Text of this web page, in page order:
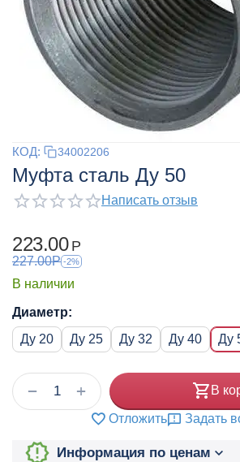
КОД: 34002206
Муфта сталь Ду 50
Написать отзыв
223.00 Р
227.00Р -2%
В наличии
Диаметр:
Ду 20
Ду 25 Ду 32 Ду 40 Ду
+
− В
Отложить Задать
Информация по ценам